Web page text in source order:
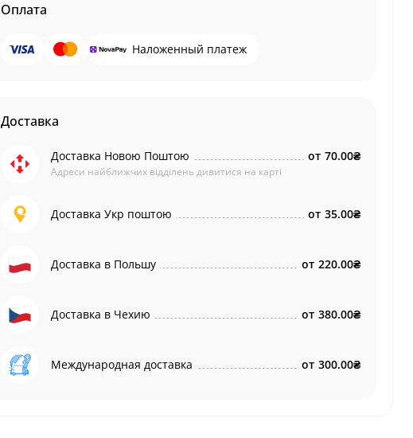
Оплата
Наложенный платеж
Доставка
Доставка Новою Поштою
Адреси найближчих відділень дивитися на карті
от 70.00₴
Доставка Укр поштою от 35.00₴
Доставка в Польшу от 220.00₴
Доставка в Чехию от 380.00₴
Международная доставка от 300.00₴